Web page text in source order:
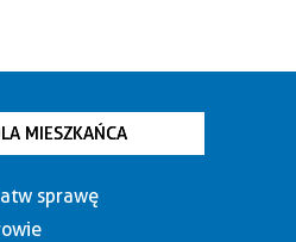
MIESZKAŃCA
sprawę